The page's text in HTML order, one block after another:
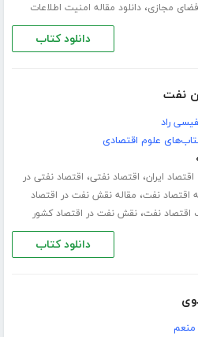
مجازی،دانلود مقاله امنیت اطلاعات
دانلود کتاب
نفت
راد
علوم اقتصادی
اقتصاد ایران، اقتصاد نفتی، اقتصاد نفتی در
اقتصاد نفت، مقاله نقش نفت در اقتصاد
اقتصاد نفت،نقش نفت در اقتصاد کشور
دانلود کتاب
منعم